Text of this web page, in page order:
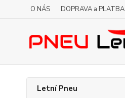
O NÁS DOPRAVA a PLATBA
Letní Pneu